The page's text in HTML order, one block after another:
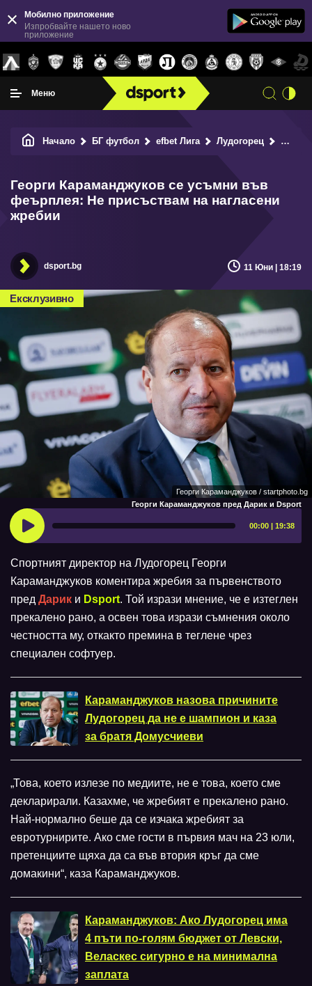
Мобилно приложение
Изпробвайте нашето ново
приложение
Меню
Начало БГ футбол efbet Лига Лудогорец
Георги Караманджуков се усъмни във
феърплея: Не присъствам на нагласени
жребии
Ексклузивно
dsport.bg 11 Юни | 18:19
Георги Караманджуков / startphoto.bg
Георги Караманджуков пред Дарик и Dsport
00:00 | 19:38
Спортният директор на Лудогорец Георги
Караманджуков коментира жребия за първенството
пред Дарик и Dsport. Той изрази мнение, че е изтеглен
прекалено рано, а освен това изрази съмнения около
честността му, откакто премина в теглене чрез
специален софтуер.
Караманджуков назова причините
Лудогорец да не е шампион и каза
за братя Домусчиеви
„Това, което излезе по медиите, не е това, което сме
декларирали. Казахме, че жребият е прекалено рано.
Най-нормално беше да се изчака жребият за
евротурнирите. Ако сме гости в първия мач на 23 юли,
претенциите щяха да са във втория кръг да сме
домакини“, каза Караманджуков.
Караманджуков: Ако Лудогорец има
4 пъти по-голям бюджет от Левски,
Веласкес сигурно е на минимална
заплата